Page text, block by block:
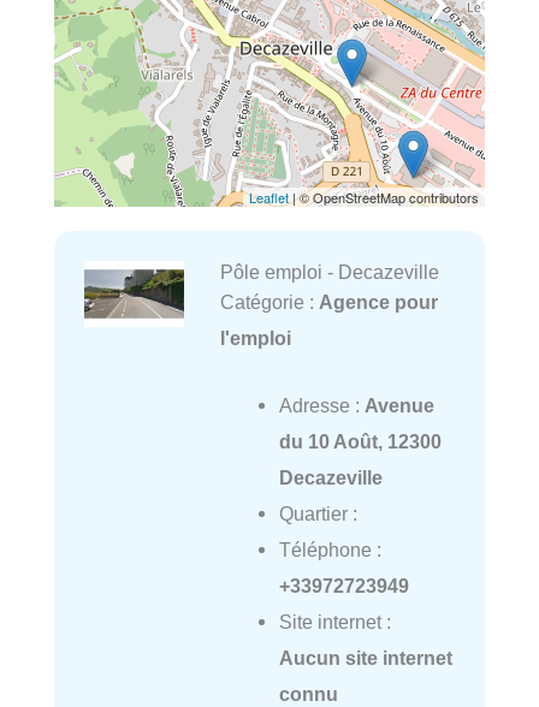
Leaflet| © OpenStreetMap contributors
Pôle emploi - Decazeville
Catégorie : Agence pour
l'emploi
Adresse : Avenue
du 10 Août, 12300
Decazeville
Quartier :
Téléphone :
+33972723949
Site internet :
Aucun site internet
connu